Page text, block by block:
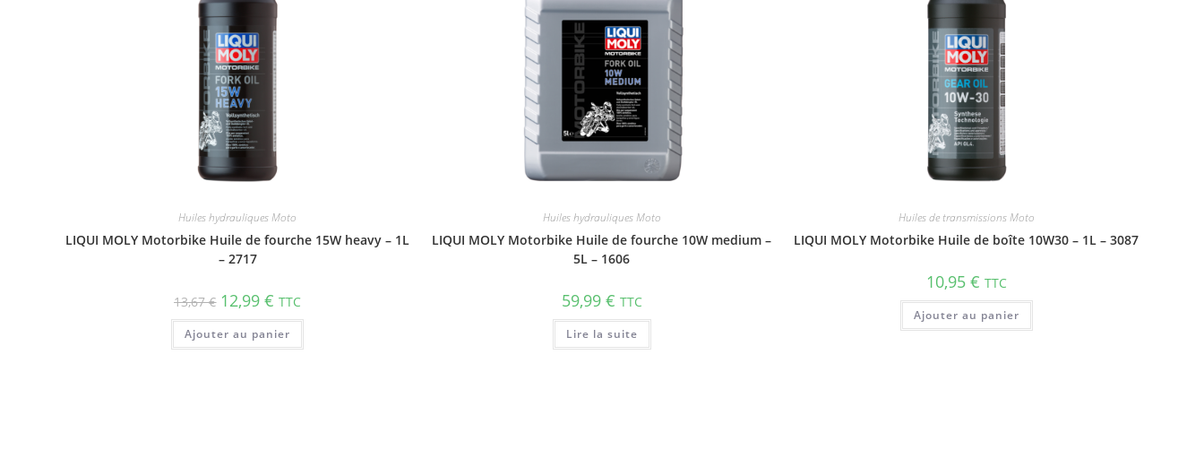
Huiles hydrauliques Moto
LIQUI MOLY Motorbike Huile de fourche 15W heavy – 1L
– 2717
13,67€ 12,99€ TTC
Ajouter au panier
Huiles hydrauliques Moto
LIQUI MOLY Motorbike Huile de fourche 10W medium –
5L – 1606
59,99 € TTC
Lire la suite
Huiles de transmissions Moto
LIQUI MOLY Motorbike Huile de boîte 10W30 – 1L – 3087
10,95 € TTC
Ajouter au panier